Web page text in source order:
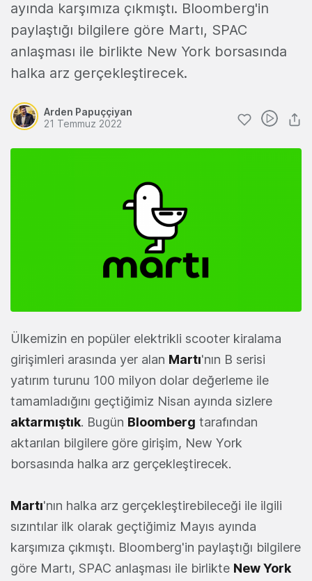
ayında karşımıza çıkmıştı. Bloomberg'in
paylaştığı bilgilere göre Martı, SPAC
anlaşması ile birlikte New York borsasında
halka arz gerçekleştirecek.
Arden Papuççiyan
21 Temmuz 2022
Ülkemizin en popüler elektrikli scooter kiralama
girişimleri arasında yer alan Martı'nın B serisi
yatırım turunu 100 milyon dolar değerleme ile
tamamladığını geçtiğimiz Nisan ayında sizlere
aktarmıştık. Bugün Bloomberg tarafından
aktarılan bilgilere göre girişim, New York
borsasında halka arz gerçekleştirecek.
Martı'nın halka arz gerçekleştirebileceği ile ilgili
sızıntılar ilk olarak geçtiğimiz Mayıs ayında
karşımıza çıkmıştı. Bloomberg'in paylaştığı bilgilere
göre Martı, SPAC anlaşması ile birlikte New York